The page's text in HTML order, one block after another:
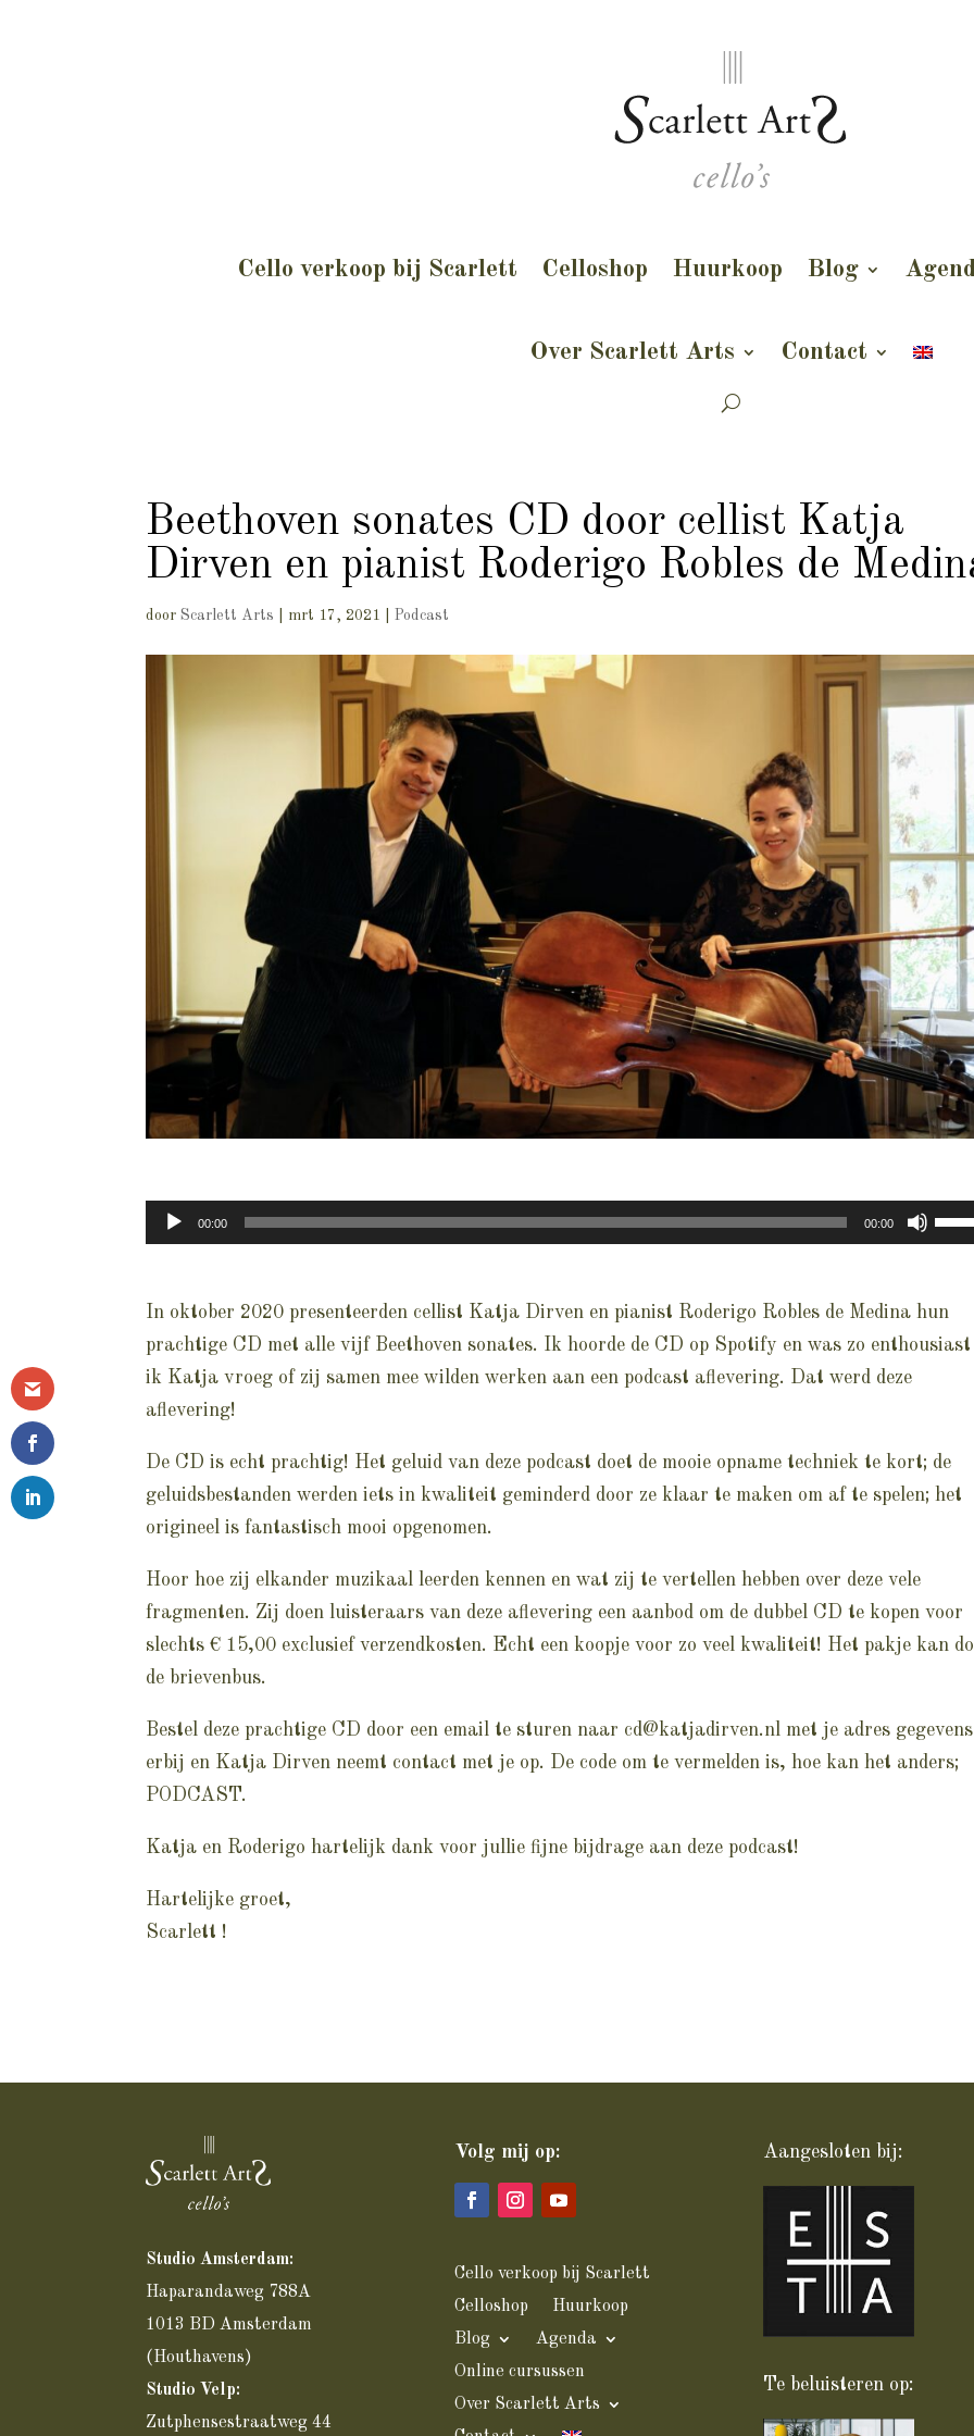
Cello verkoop bij Scarlett Celloshop Huurkoop Blog
Over Scarlett Arts Contact
Beethoven sonates CD door cellist Katja
Dirven en pianist Roderigo Robles de
doorScarlett Arts mrt 17, 2021 |Podcast
Audiospeler
00:00 00:00
om
het
In oktober 2020 presenteerden cellist Katja Dirven en pianist Roderigo Robles de Medina hun
prachtige CD met alle vijf Beethoven sonates. Ik hoorde de CD op Spotify en was zo
ik Katja vroeg of zij samen mee wilden werken aan een podcast aflevering. Dat werd deze
aflevering!
De CD is echt prachtig! Het geluid van deze podcast doet de mooie opname techniek te kort; de
geluidsbestanden werden iets in kwaliteit geminderd door ze klaar te maken om af te spelen; het
origineel is fantastisch mooi opgenomen.
Hoor hoe zij elkander muzikaal leerden kennen en wat zij te vertellen hebben over deze vele
fragmenten. Zij doen luisteraars van deze aflevering een aanbod om de dubbel CD te kopen voor
slechts € 15,00 exclusief verzendkosten. Echt een koopje voor zo veel kwaliteit! Het pakje kan
de brievenbus.
Bestel deze prachtige CD door een email te sturen naar cd@katjadirven.nl met je adres gegevens
erbij en Katja Dirven neemt contact met je op. De code om te vermelden is, hoe kan het anders;
PODCAST.
Katja en Roderigo hartelijk dank voor jullie fijne bijdrage aan deze podcast!
Hartelijke groet,
Scarlett !
Studio Amsterdam:
Haparandaweg 788A
1013 BD Amsterdam
(Houthavens)
Studio Velp:
Zutphensestraatweg 44
Volg mij op:
Cello verkoop bij Scarlett
Celloshop
Huurkoop
Blog
Agenda
Online cursussen
Over Scarlett Arts
Aangesloten bij:
Te beluisteren op: